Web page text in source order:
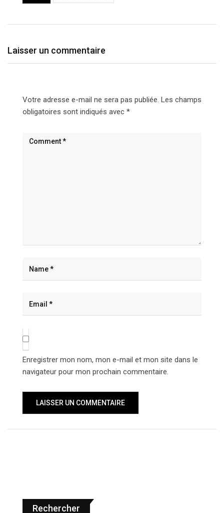
Laisser un commentaire
Votre adresse e-mail ne sera pas publiée. Les champs
obligatoires sont indiqués avec *
Enregistrer mon nom, mon e-mail et mon site dans le
navigateur pour mon prochain commentaire.
Rechercher